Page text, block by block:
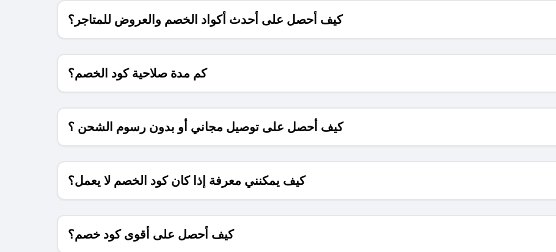
كيف أحصل على أحدث أكواد الخصم والعروض للمتاجر؟
كم مدة صلاحية كود الخصم؟
كيف أحصل على توصيل مجاني أو بدون رسوم الشحن ؟
كيف يمكنني معرفة إذا كان كود الخصم لا يعمل؟
كيف أحصل على أقوى كود خصم؟